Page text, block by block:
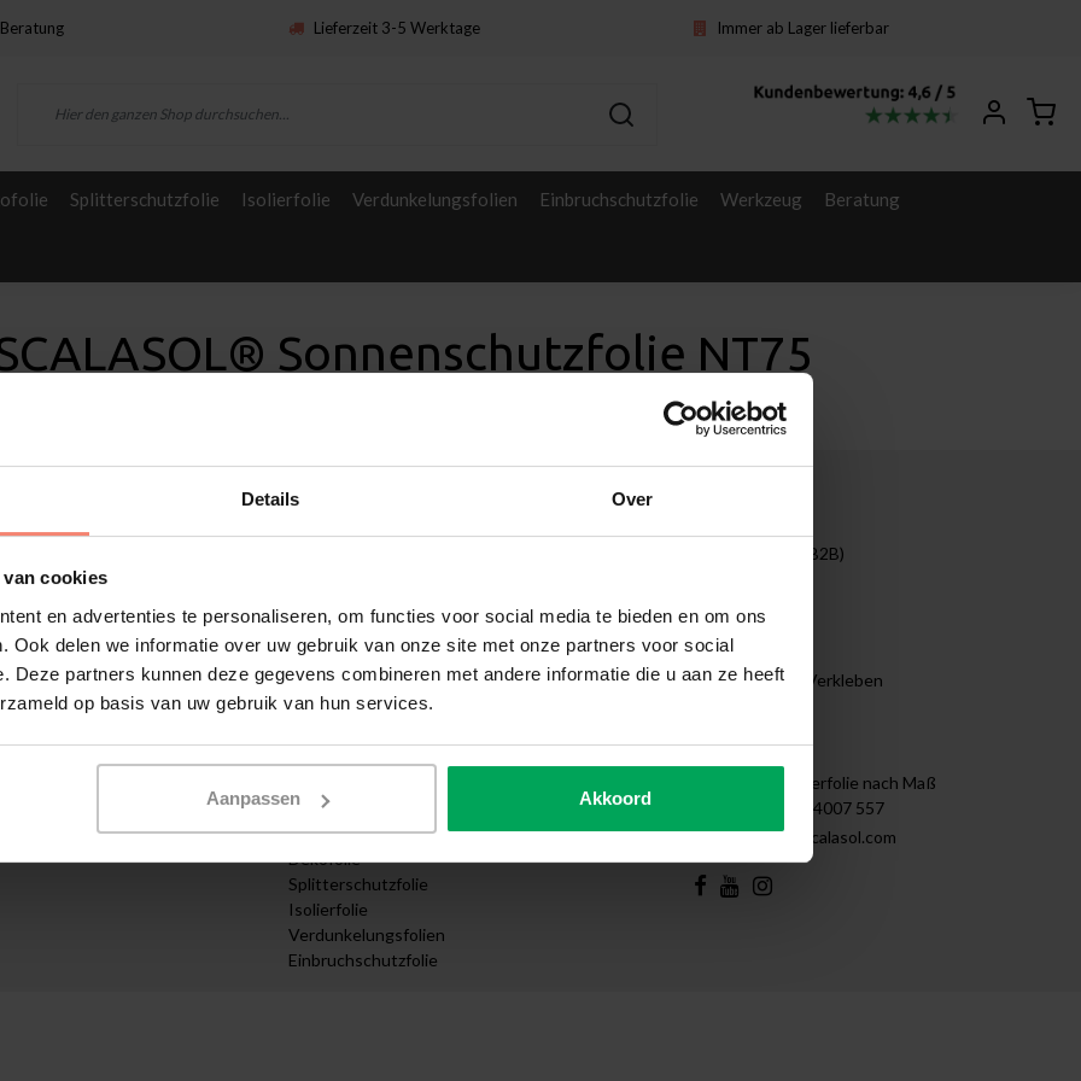
Details Over
cookies
en advertenties te personaliseren, om functies voor social media te bieden en om ons
Ook delen we informatie over uw gebruik van onze site met onze partners voor social
Deze partners kunnen deze gegevens combineren met andere informatie die u aan ze heeft
op basis van uw gebruik van hun services.
Aanpassen Akkoord
Lieferzeit 3-5 Werktage Immer ab Lager lieferbar
Splitterschutzfolie Isolierfolie Verdunkelungsfolien Einbruchschutzfolie Werkzeug Beratung
Sonnenschutzfolie NT75
Angebot anfordern
Design Abteilung
Zuschnitt nach Maß bestellen
Videoanleitungen
Unternehmen (B2B)
Demontage
Tips & Tricks
Anleitung zum Verkleben
Kategorien
UV Schutzfolie
Sichtschutzfolien
Dekofolie
Splitterschutzfolie
Isolierfolie
Verdunkelungsfolien
Einbruchschutzfolie
Kontakt
Scalasol | Fensterfolie nach Maß
+31 (0)85 - 4007 557
support@scalasol.com